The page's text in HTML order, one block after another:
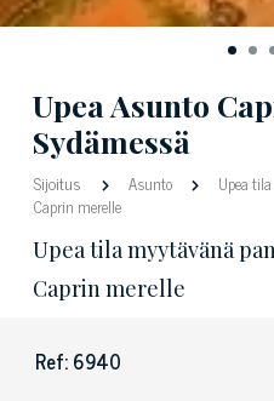
Upea Asunto
Sydämessä
Sijoitus Asunto
Upea
Caprin merelle
Upea tila myytävänä
Caprin merelle
Ref: 6940